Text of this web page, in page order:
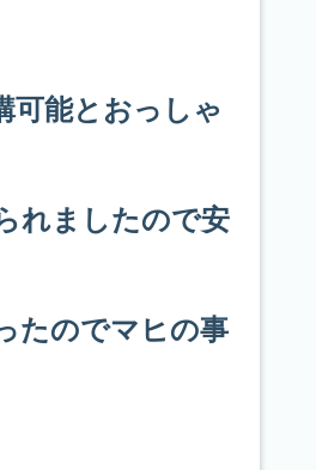
可能とおっしゃ
れましたので安
たのでマヒの事